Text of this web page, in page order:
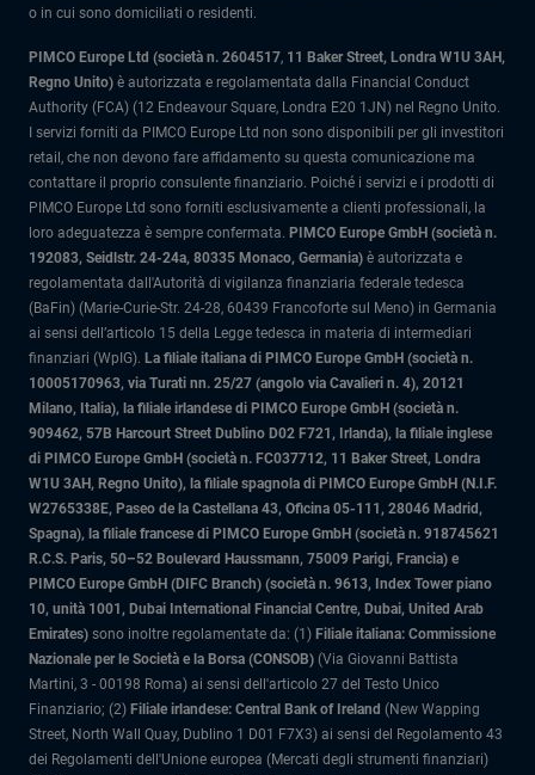
o in cui sono domiciliati o residenti.
PIMCO Europe Ltd (società n. 2604517, 11 Baker Street, Londra W1U 3AH,
Regno Unito) è autorizzata e regolamentata dalla Financial Conduct
Authority (FCA) (12 Endeavour Square, Londra E20 1JN) nel Regno Unito.
I servizi forniti da PIMCO Europe Ltd non sono disponibili per gli investitori
retail, che non devono fare affidamento su questa comunicazione ma
contattare il proprio consulente finanziario. Poiché i servizi e i prodotti di
PIMCO Europe Ltd sono forniti esclusivamente a clienti professionali, la
loro adeguatezza è sempre confermata. PIMCO Europe GmbH (società n.
192083, Seidlstr. 24-24a, 80335 Monaco, Germania) è autorizzata e
regolamentata dall'Autorità di vigilanza finanziaria federale tedesca
(BaFin) (Marie-Curie-Str. 24-28, 60439 Francoforte sul Meno) in Germania
ai sensi dell’articolo 15 della Legge tedesca in materia di intermediari
finanziari (WpIG). La filiale italiana di PIMCO Europe GmbH (società n.
10005170963, via Turati nn. 25/27 (angolo via Cavalieri n. 4), 20121
Milano, Italia), la filiale irlandese di PIMCO Europe GmbH (società n.
909462, 57B Harcourt Street Dublino D02 F721, Irlanda), la filiale inglese
di PIMCO Europe GmbH (società n. FC037712, 11 Baker Street, Londra
W1U 3AH, Regno Unito), la filiale spagnola di PIMCO Europe GmbH (N.I.F.
W2765338E, Paseo de la Castellana 43, Oficina 05-111, 28046 Madrid,
Spagna), la filiale francese di PIMCO Europe GmbH (società n. 918745621
R.C.S. Paris, 50–52 Boulevard Haussmann, 75009 Parigi, Francia) e
PIMCO Europe GmbH (DIFC Branch) (società n. 9613, Index Tower piano
10, unità 1001, Dubai International Financial Centre, Dubai, United Arab
Emirates) sono inoltre regolamentate da: (1) Filiale italiana: Commissione
Nazionale per le Società e la Borsa (CONSOB) (Via Giovanni Battista
Martini, 3 - 00198 Roma) ai sensi dell'articolo 27 del Testo Unico
Finanziario; (2) Filiale irlandese: Central Bank of Ireland (New Wapping
Street, North Wall Quay, Dublino 1 D01 F7X3) ai sensi del Regolamento 43
dei Regolamenti dell'Unione europea (Mercati degli strumenti finanziari)